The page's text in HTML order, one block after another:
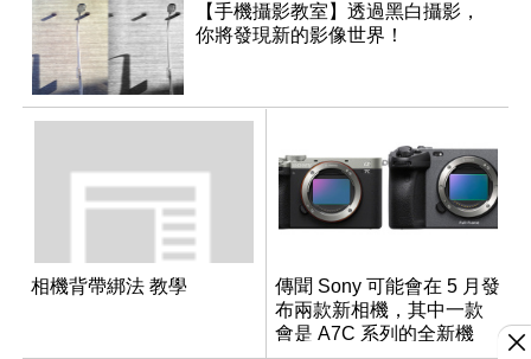
【手機攝影教室】透過黑白攝影，
你將發現新的影像世界！
相機背帶綁法 教學
傳聞 Sony 可能會在 5 月發
布兩款新相機，其中一款
會是 A7C 系列的全新機